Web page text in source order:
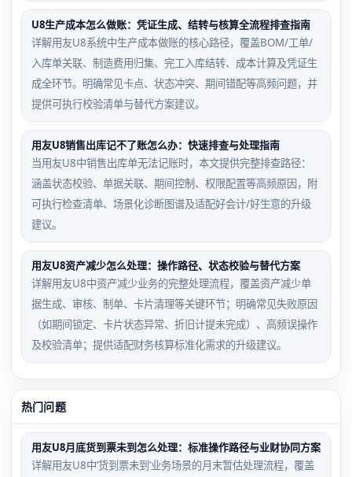
U8生产成本怎么做账：凭证生成、结转与核算全流程排查指南
详解用友U8系统中生产成本做账的核心路径，覆盖BOM/工单/
入库单关联、制造费用归集、完工入库结转、成本计算及凭证生
成全环节。明确常见卡点、状态冲突、期间错配等高频问题，并
提供可执行校验清单与替代方案建议。
用友U8销售出库记不了账怎么办：快速排查与处理指南
当用友U8中销售出库单无法记账时，本文提供完整排查路径：
涵盖状态校验、单据关联、期间控制、权限配置等高频原因，附
可执行检查清单、场景化诊断图谱及适配好会计/好生意的升级
建议。
用友U8资产减少怎么处理：操作路径、状态校验与替代方案
详解用友U8中资产减少业务的完整处理流程，覆盖资产减少单
据生成、审核、制单、卡片清理等关键环节；明确常见失败原因
（如期间锁定、卡片状态异常、折旧计提未完成）、高频误操作
及校验清单；提供适配财务核算标准化需求的升级建议。
热门问题
用友U8月底货到票未到怎么处理：标准操作路径与业财协同方案
详解用友U8中‘货到票未到’业务场景的月末暂估处理流程，覆盖